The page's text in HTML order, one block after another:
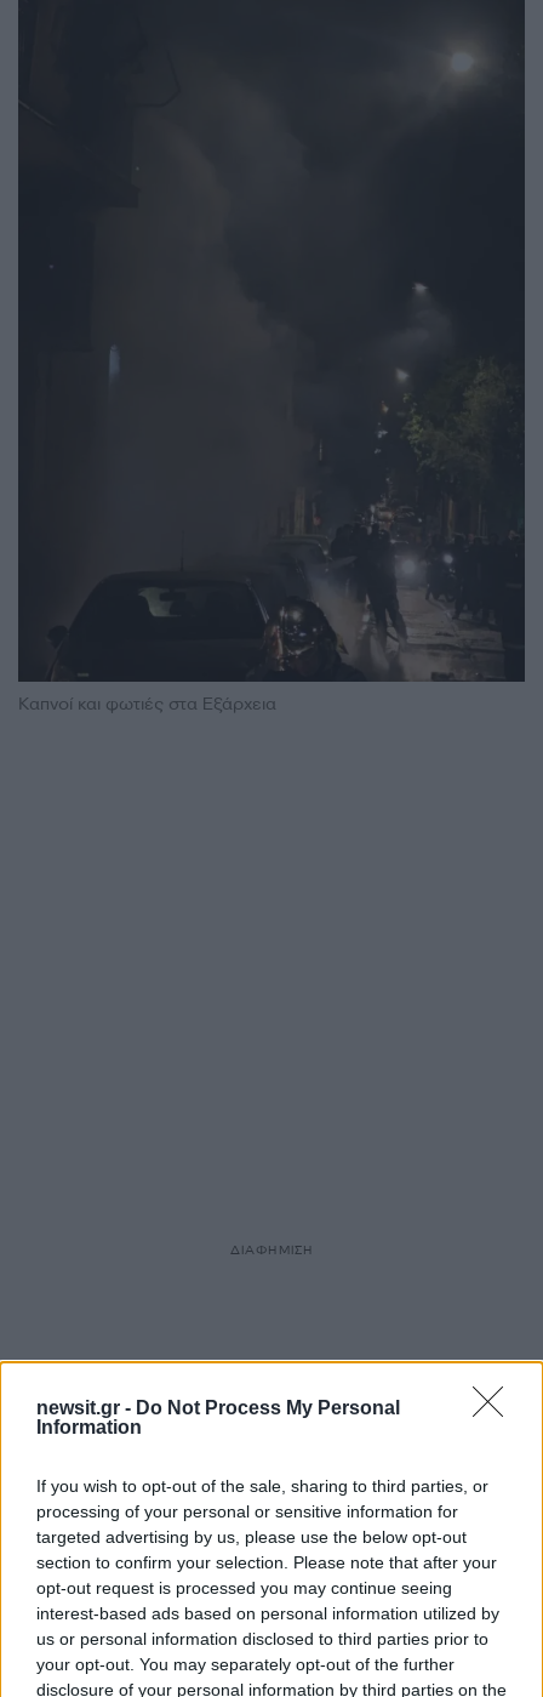
newsit.gr - Do Not Process My Personal
Information
If you wish to opt-out of the sale, sharing to third parties, or
processing of your personal or sensitive information for
targeted advertising by us, please use the below opt-out
section to confirm your selection. Please note that after your
opt-out request is processed you may continue seeing
interest-based ads based on personal information utilized by
us or personal information disclosed to third parties prior to
your opt-out. You may separately opt-out of the further
disclosure of your personal information by third parties on the
Καπνοί και φωτιές στα Εξάρχεια
ΔΙΑΦΗΜΙΣΗ